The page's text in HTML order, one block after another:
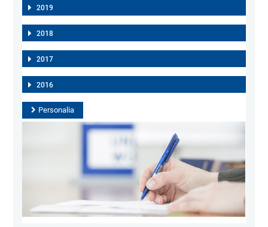
2019
2018
2017
2016
Personalia